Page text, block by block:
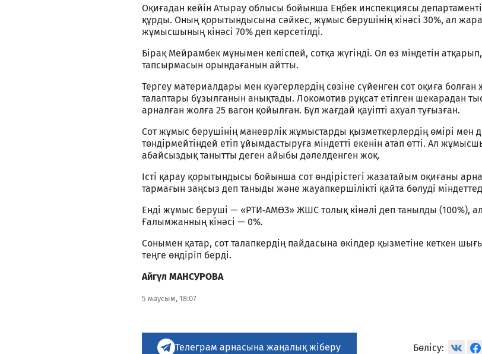
Оқиғадан кейін Атырау облысы бойынша Еңбек инспекциясы
құрды. Оның қорытындысына сәйкес, жұмыс берушінің кінәсі 30%, ал
жұмысшының кінәсі 70% деп көрсетілді.
Бірақ Мейрамбек мұнымен келіспей, сотқа жүгінді. Ол өз міндетін
тапсырмасын орындағанын айтты.
Тергеу материалдары мен куәгерлердің сөзіне сүйенген сот оқиға болған
талаптары бұзылғанын анықтады. Локомотив рұқсат етілген шекарадан
арналған жолға 25 вагон қойылған. Бұл жағдай қауіпті ахуал туғызған.
Сот жұмыс берушінің маневрлік жұмыстарды қызметкерлердің өмірі мен
төндірмейтіндей етіп ұйымдастыруға міндетті екенін атап өтті. Ал
абайсыздық танытты деген айыбы дәлелденген жоқ.
Істі қарау қорытындысы бойынша сот өндірістегі жазатайым оқиғаны
тармағын заңсыз деп таныды және жауапкершілікті қайта бөлуді
Енді жұмыс беруші — «РТИ‑АМӨЗ» ЖШС толық кінәлі деп танылды
Ғалымжанның кінәсі — 0%.
Сонымен қатар, сот талапкердің пайдасына өкілдер қызметіне кеткен
теңге өндіріп берді.
Айгүл МАНСУРОВА
5 маусым, 18:07
Телеграм арнасына жаңалық жіберу Бөлісу: